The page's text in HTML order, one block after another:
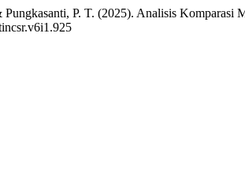
P. T. (2025). Analisis